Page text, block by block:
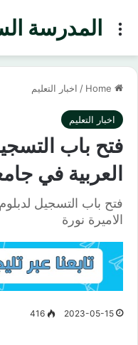
المدرسةMenu
/ اخبار التعليم
اخبار التعليم
فتح باب
العربية في
فتح باب التسجيل
الاميرة نورة
2023-05-15
416